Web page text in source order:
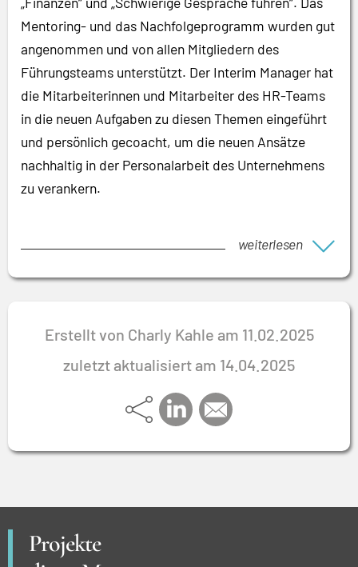
Mentoring- und das Nachfolgeprogramm wurden gut
angenommen und von allen Mitgliedern des
Führungsteams unterstützt. Der Interim Manager hat
die Mitarbeiterinnen und Mitarbeiter des HR-Teams
in die neuen Aufgaben zu diesen Themen eingeführt
und persönlich gecoacht, um die neuen Ansätze
nachhaltig in der Personalarbeit des Unternehmens
zu verankern.
weiterlesen
Erstellt von Charly Kahle am 11.02.2025
zuletzt aktualisiert am 14.04.2025
Projekte